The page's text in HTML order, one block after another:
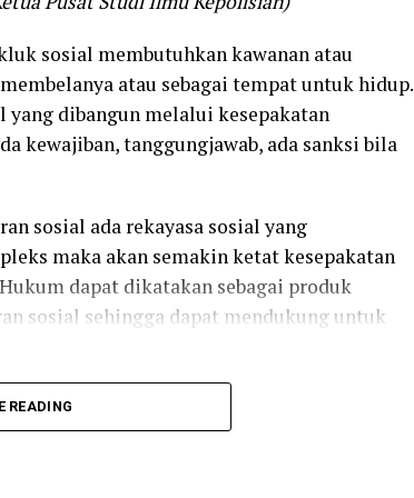
sosial membutuhkan kawanan atau
atau sebagai tempat untuk hidup.
dibangun melalui kesepakatan
kewajiban, tanggungjawab, ada sanksi bila
sosial ada rekayasa sosial yang
maka akan semakin ketat kesepakatan
dapat dikatakan sebagai produk
sosial sehingga dapat mendukung untuk
Di situlah hukum menjadi
hukum bagi masyarakatnya menjadi
READING